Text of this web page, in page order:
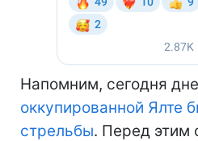
Напомним, сегодня
оккупированной Ялте
стрельбы. Перед этим